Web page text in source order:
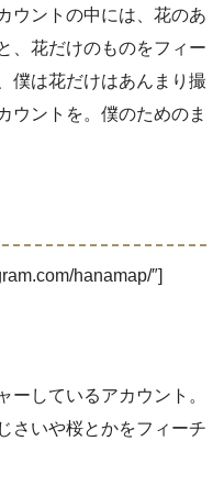
ウントの中には、花のあ
、花だけのものをフィー
僕は花だけはあんまり撮
ウントを。僕のためのま
hanamap/″]
ーしているアカウント。
さいや桜とかをフィーチ